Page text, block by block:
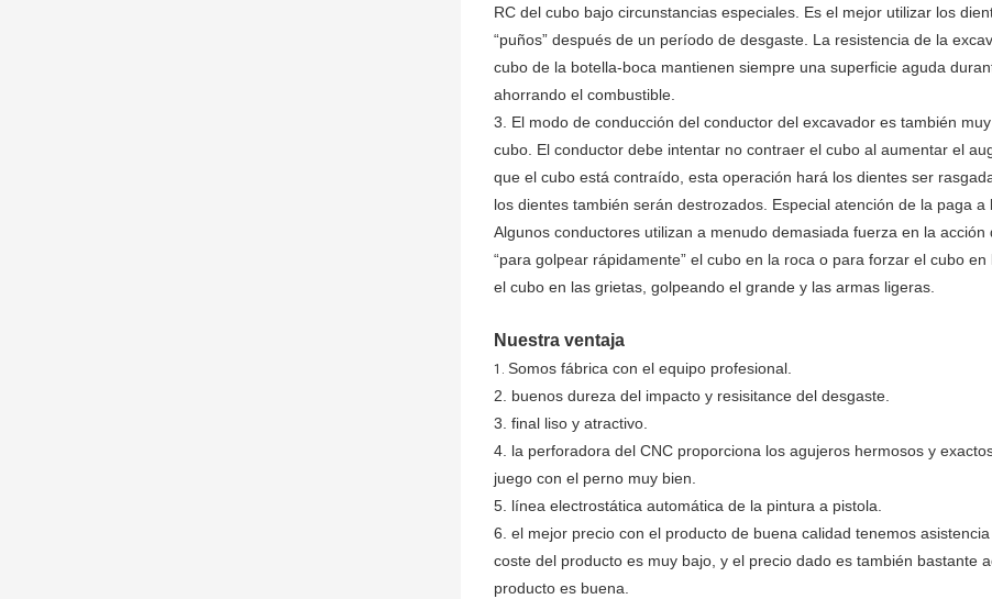
RC del cubo bajo circunstancias especiales. Es el mejor utilizar los
“puños” después de un período de desgaste. La resistencia de la
cubo de la botella-boca mantienen siempre una superficie aguda
ahorrando el combustible.
3. El modo de conducción del conductor del excavador es también
cubo. El conductor debe intentar no contraer el cubo al aumentar el
que el cubo está contraído, esta operación hará los dientes ser
los dientes también serán destrozados. Especial atención de la paga
Algunos conductores utilizan a menudo demasiada fuerza en la
“para golpear rápidamente” el cubo en la roca o para forzar el cubo
el cubo en las grietas, golpeando el grande y las armas ligeras.
Nuestra ventaja
1. Somos fábrica con el equipo profesional.
2. buenos dureza del impacto y resisitance del desgaste.
3. final liso y atractivo.
4. la perforadora del CNC proporciona los agujeros hermosos y
juego con el perno muy bien.
5. línea electrostática automática de la pintura a pistola.
6. el mejor precio con el producto de buena calidad tenemos
coste del producto es muy bajo, y el precio dado es también bastante
producto es buena.